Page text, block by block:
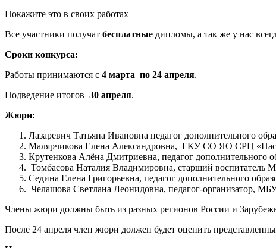
Покажите это в своих работах
Все участники получат бесплатные дипломы, а так же у нас
Сроки конкурса:
Работы принимаются с 4 марта по 24 апреля.
Подведение итогов 30 апреля.
Жюри:
Лазаревич Татьяна Ивановна педагог дополнительного
Малярчикова Елена Александровна, ГКУ СО ЯО СРЦ
Крутенкова Алёна Дмитриевна, педагог
Томбасова Наталия Владимировна, старший
Седина Елена Григорьевна, педагог дополнительного
Челашова Светлана Леонидовна, педагог-организатор,
Члены жюри должны быть из разных регионов России и
После 24 апреля член жюри должен будет оценить